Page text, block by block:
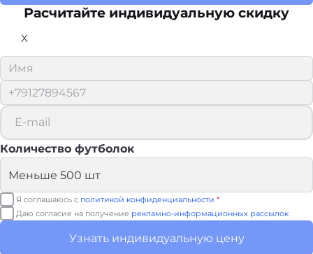
Расчитайте индивидуальную скидку
X
Количество футболок
Я соглашаюсь с политикой конфиденциальности *
Даю согласие на получение рекламно-информационных рассылок
Узнать индивидуальную цену